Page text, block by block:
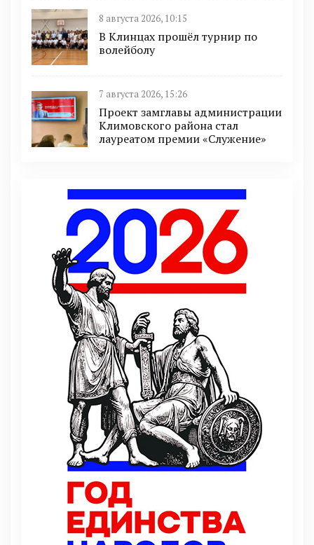
8 августа 2026, 10:15
В Клинцах прошёл турнир по
волейболу
7 августа 2026, 15:26
Проект замглавы администрации
Климовского района стал
лауреатом премии «Служение»